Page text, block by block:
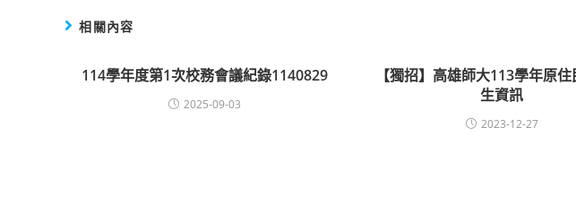
相關內容
114學年度第1次校務會議紀錄1140829
2025-09-03
【獨招】高雄師大113學年原
生資訊
2023-12-27